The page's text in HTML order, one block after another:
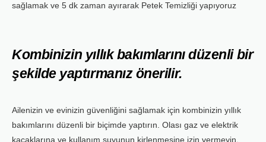
sağlamak ve 5 dk zaman ayırarak Petek Temizliği yapıyoruz
Kombinizin yıllık bakımlarını düzenli bir
şekilde yaptırmanız önerilir.
Ailenizin ve evinizin güvenliğini sağlamak için kombinizin yıllık
bakımlarını düzenli bir biçimde yaptırın. Olası gaz ve elektrik
kaçaklarına ve kullanım suyunun kirlenmesine izin vermeyin.